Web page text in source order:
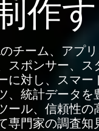
作
チーム、アプ
スポンサー、ス
に対し、スマー
、統計データを
ール、信頼性の
専門家の調査知